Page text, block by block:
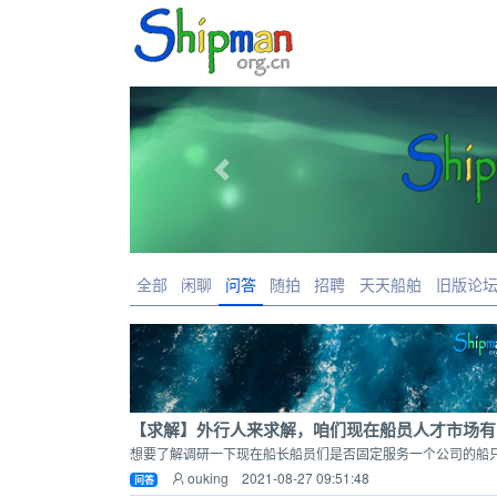
Previous
全部 闲聊 问答 随拍 招聘 天天船舶 旧版论
问答 ouking 2021-08-27 09:51:48